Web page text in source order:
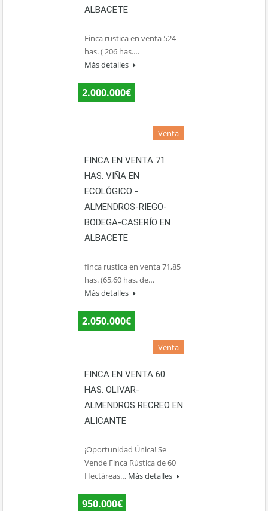
ALBACETE
Finca rustica en venta 524
has. ( 206 has.…
Más detalles
2.000.000€
Venta
FINCA EN VENTA 71
HAS. VIÑA EN
ECOLÓGICO -
ALMENDROS-RIEGO-
BODEGA-CASERÍO EN
ALBACETE
finca rustica en venta 71,85
has. (65,60 has. de…
Más detalles
2.050.000€
Venta
FINCA EN VENTA 60
HAS. OLIVAR-
ALMENDROS RECREO EN
ALICANTE
¡Oportunidad Única! Se
Vende Finca Rústica de 60
Hectáreas… Más detalles
950.000€